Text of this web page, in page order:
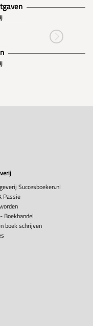
Succesboeken.nl
Passie
Boekhandel
boek schrijven